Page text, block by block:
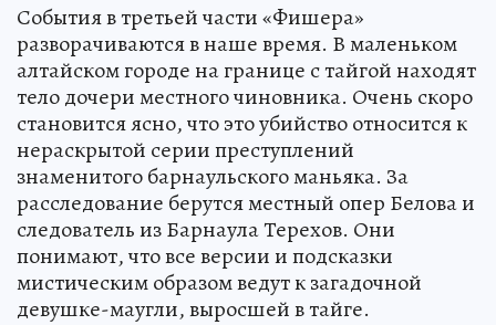
События в третьей части «Фишера»
разворачиваются в наше время. В маленьком
алтайском городе на границе с тайгой находят
тело дочери местного чиновника. Очень скоро
становится ясно, что это убийство относится к
нераскрытой серии преступлений
знаменитого барнаульского маньяка. За
расследование берутся местный опер Белова и
следователь из Барнаула Терехов. Они
понимают, что все версии и подсказки
мистическим образом ведут к загадочной
девушке-маугли, выросшей в тайге.